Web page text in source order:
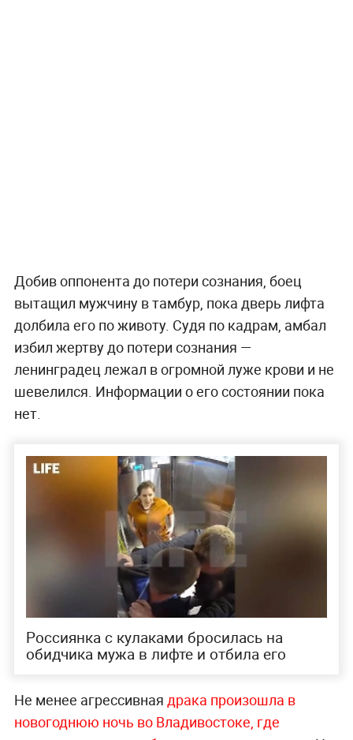
Добив оппонента до потери сознания, боец
вытащил мужчину в тамбур, пока дверь лифта
долбила его по животу. Судя по кадрам, амбал
избил жертву до потери сознания —
ленинградец лежал в огромной луже крови и не
шевелился. Информации о его состоянии пока
нет.
Россиянка с кулаками бросилась на
обидчика мужа в лифте и отбила его
Не менее агрессивная драка произошла в
новогоднюю ночь во Владивостоке, где